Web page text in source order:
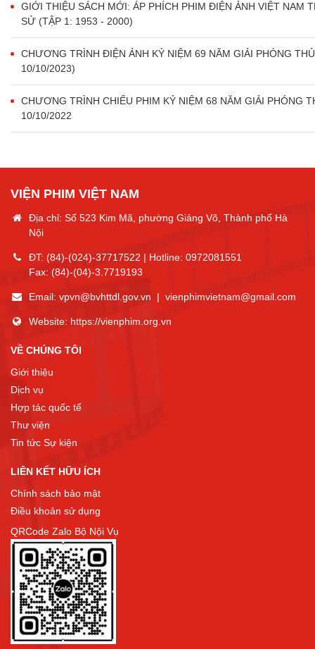
GIỚI THIỆU SÁCH MỚI: ÁP PHÍCH PHIM ĐIỆN ẢNH VIỆT NAM
SỬ (TẬP 1: 1953 - 2000)
CHƯƠNG TRÌNH ĐIỆN ẢNH KỶ NIỆM 69 NĂM GIẢI PHÓNG
10/10/2023)
CHƯƠNG TRÌNH CHIẾU PHIM KỶ NIỆM 68 NĂM GIẢI PHÓNG
10/10/2022
VIỆN PHIM VIỆT NAM
Địa chỉ: Số 523 Kim Mã, phường Giảng Võ, Thành phố Hà
Nội
ĐT: (84)-(024)-37717522 | Hotline: 0972081551
Fax: (84)-(04)-3.7719193
Email: vpvn@bvhttdl.gov.vn | vienphimvietnam@gmail.com
Website: https://vienphim.org.vn
VỀ CHÚNG TÔI
Giới thiệu
Dịch vụ
Hợp tác quốc tế
Thư viện
Tin tức Sự kiện
LIÊN KẾT HỮU ÍCH
Chính sách bảo mật
Điều khoản sử dụng
QRCode Zalo Bộ Nội Vụ